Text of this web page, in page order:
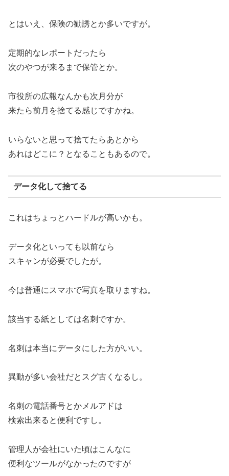
とはいえ、保険の勧誘とか多いですが。
定期的なレポートだったら
次のやつが来るまで保管とか。
市役所の広報なんかも次月分が
来たら前月を捨てる感じですかね。
いらないと思って捨てたらあとから
あれはどこに？となることもあるので。
データ化して捨てる
これはちょっとハードルが高いかも。
データ化といっても以前なら
スキャンが必要でしたが。
今は普通にスマホで写真を取りますね。
該当する紙としては名刺ですか。
名刺は本当にデータにした方がいい。
異動が多い会社だとスグ古くなるし。
名刺の電話番号とかメルアドは
検索出来ると便利ですし。
管理人が会社にいた頃はこんなに
便利なツールがなかったのですが